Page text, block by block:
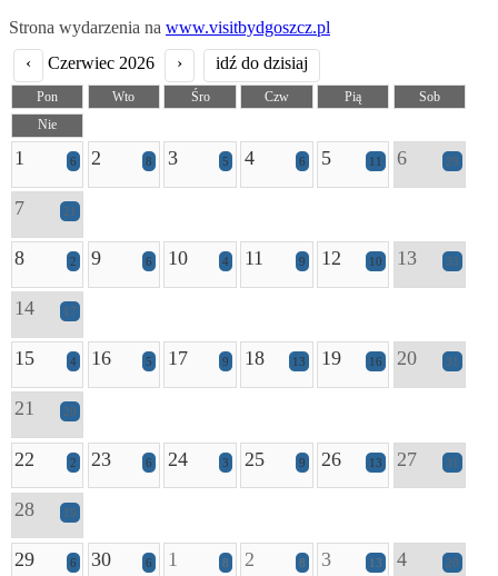
Strona wydarzenia na www.visitbydgoszcz.pl
‹
Czerwiec 2026 › idź do dzisiaj
Pon Wto Śro Czw Pią
Sob
Nie
1 6 2 8 3 5 4 6 5 11 6 29
7 21
8 2 9 6 10 4 11 9 12 10 13 33
14 17
15 4 16 5 17 9 18 13 19 16 20 31
21 20
22 2 23 6 24 3 25 9 26 13 27 31
28 19
29 6 30 6 1 8 2 8 3 13 4 20